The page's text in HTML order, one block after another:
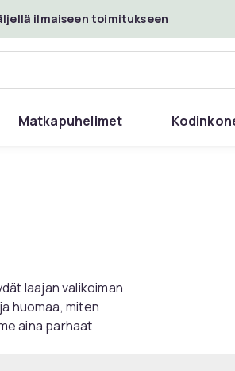
ilmaiseen toimitukseen
Matkapuhelimet
laajan valikoiman
huomaa, miten
aina parhaat